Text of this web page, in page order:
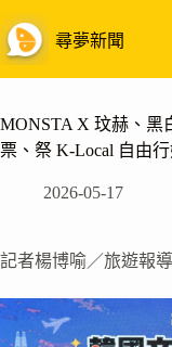
至
主
內
容
尋夢新聞
MONSTA X 玟赫、
票、祭 K-Local 自由
2026-05-17
記者楊博喻／旅遊報導